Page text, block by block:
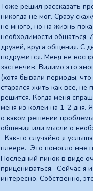
Тоже решил рассказать
никогда не мог. Сразу
не много, но на жизнь
необходимости общаться.
друзей, круга общения. С
подружится. Меня не
застенчив. Видимо это
(хотя бывали периоды,
старался жить как все,
решится. Когда меня
меня из колеи на 1-2 дня.
о каком решении
общения или мысли о
Как-то случайно я
плеере. Это помогло мне
Последний пинок в виде
прицениваться. Сейчас я
интересно. Собственно,